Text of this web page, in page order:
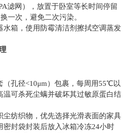
滤网），放置于卧室等长时间停留
一次，避免二次污染。
水箱，使用防霉清洁剂擦拭空调蒸发
（孔径<10μm）包裹，每周用55℃以
温可杀死尘螨并破坏其过敏原蛋白结
尘纺织物，优先选择光滑表面的家具
密封袋封装后放入冰箱冷冻24小时